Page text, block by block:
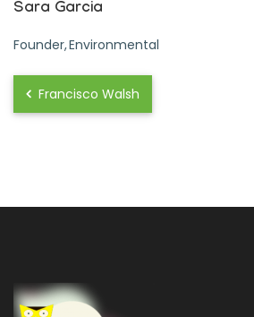
Sara Garcia
Founder Environmental
Francisco Walsh